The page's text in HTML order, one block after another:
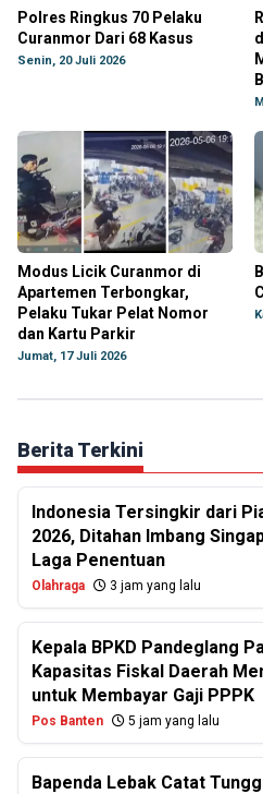
Polres Ringkus 70 Pelaku
Curanmor Dari 68 Kasus
Senin, 20 Juli 2026
Modus Licik Curanmor di
Apartemen Terbongkar,
Pelaku Tukar Pelat Nomor
dan Kartu Parkir
Jumat, 17 Juli 2026
Berita Terkini
Indonesia Tersingkir dari
2026, Ditahan Imbang
Laga Penentuan
Olahraga 3 jam yang lalu
Kepala BPKD Pandeglang
Kapasitas Fiskal Daerah
untuk Membayar Gaji PPPK
Pos Banten 5 jam yang lalu
Bapenda Lebak Catat